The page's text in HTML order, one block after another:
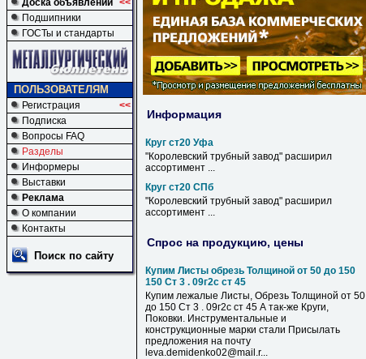
Доска объявлений <<
Подшипники
ГОСТы и стандарты
ПОЛЬЗОВАТЕЛЯМ
Регистрация
<<
Подписка
Вопросы FAQ
Разделы
Информеры
Выставки
Реклама
О компании
Контакты
Поиск по сайту
Информация
Круг ст20 Уфа
"Королевский трубный завод" расширил
ассортимент ...
Круг ст20 СПб
"Королевский трубный завод" расширил
ассортимент ...
Спрос на продукцию, цены
Купим Листы обрезь Толщиной от 50 до 150
150 Ст 3 . 09г2с ст 45
Купим лежалые Листы, Обрезь Толщиной от 50
до 150 Ст 3 . 09г2с ст 45 А так-же Круги,
Поковки. Инструментальные и
конструкционные марки стали Присылать
предложения на почту
leva.demidenko02@mail.r...